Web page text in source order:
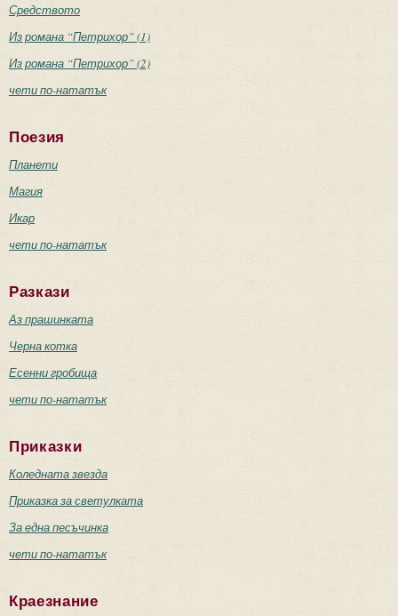
Средството
Из романа “Петрихор” (1)
Из романа “Петрихор” (2)
чети по-нататък
Поезия
Планети
Магия
Икар
чети по-нататък
Разкази
Аз прашинката
Черна котка
Есенни гробища
чети по-нататък
Приказки
Коледната звезда
Приказка за светулката
За една песъчинка
чети по-нататък
Краезнание